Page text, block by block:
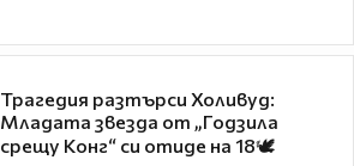
Трагедия разтърси Холивуд:
Младата звезда от „Годзила
срещу Конг“ си отиде на 18🕊️